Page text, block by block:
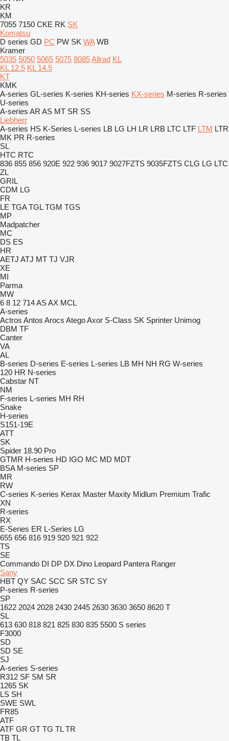
KR
KM
7055 7150 CKE RK SK
Komatsu
D series GD PC PW SK WA WB
Kramer
5035 5050 5065 5075 8085Allrad KL
KL 12.5 KL 14.5
KT
KMK
A-series GL-series K-series KH-series KX-series M-series R-series
U-series
A-series AR AS MT SR SS
Liebherr
A-series HS K-Series L-series LB LG LH LR LRB LTC LTF LTM LTR
MK PR R-series
SL
HTC RTC
836 855 856 920E 922 936 9017 9027FZTS 9035FZTS CLG LG LTC
ZL
GRIL
CDM LG
FR
LE TGA TGL TGM TGS
MP
Madpatcher
MC
DS ES
HR
AETJ ATJ MT TJ VJR
XE
MI
Parma
MW
6 8 12 714ASAX MCL
A-series
Actros Antos Arocs AtegoAxor S-Class SK Sprinter Unimog
DBM TF
Canter
VA
AL
B-series D-series E-series L-series LB MH NH RG W-series
120 HR N-series
Cabstar NT
NM
F-series L-series MH RH
Snake
H-series
S151-19E
ATT
SK
Spider 18.90 Pro
GTMR H-series HD IGO MC MD MDT
BSA M-series SP
MR
RW
C-series K-series Kerax Master Maxity Midlum Premium Trafic
XN
R-series
RX
E-Series ER L-Series LG
655 656 816 919 920 921 922
TS
SE
Commando DI DP DX Dino Leopard Pantera Ranger
Sany
HBT QY SAC SCC SR STC SY
P-series R-series
SP
1622 2024 2028 2430 2445 2630 3630 3650 8620 T
SL
613 630 818 821 825 830 835 5500 S series
F3000
SD
SD SE
SJ
A-series S-series
R312 SF SM SR
1265 SK
LS SH
SWE SWL
FR85
ATF
ATF GR GT TG TL TR
TB TL